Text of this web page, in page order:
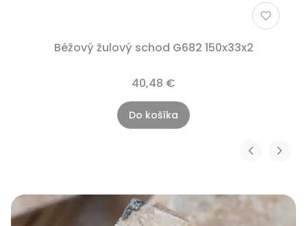
Béžový žulový schod G682 150x33x2
40,48 €
Do košíka